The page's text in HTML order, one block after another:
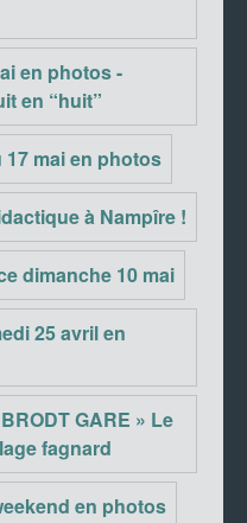
en photos -
en “huit”
17 mai en photos
à Nampîre !
dimanche 10 mai
25 avril en
GARE » Le
fagnard
en photos